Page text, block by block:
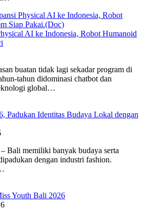
AI ke Indonesia, Robot Humanoid
buatan tidak lagi sekadar program di
tahun didominasi chatbot dan
global…
Padukan Identitas Budaya Lokal dengan
Bali memiliki banyak budaya serta
dengan industri fashion.
Youth Bali 2026